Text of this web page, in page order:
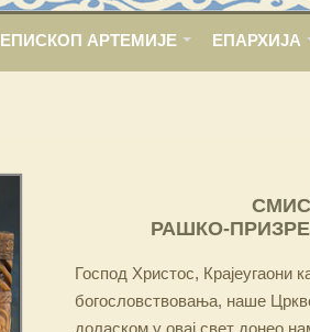
ЕПИСКОП АРТЕМИЈЕ ЕПАРХИЈА
РАШКО-
Господ Христос,
богословствовања, наше
доласком у овај свет донео